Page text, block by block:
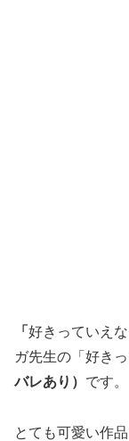
「 好きっていえな
ガ先生の「好き
バレあり） です。
とても可愛い作品